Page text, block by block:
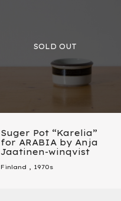
Suger Pot “Karelia”
for ARABIA by Anja
Jaatinen-winqvist
Finland , 1970s